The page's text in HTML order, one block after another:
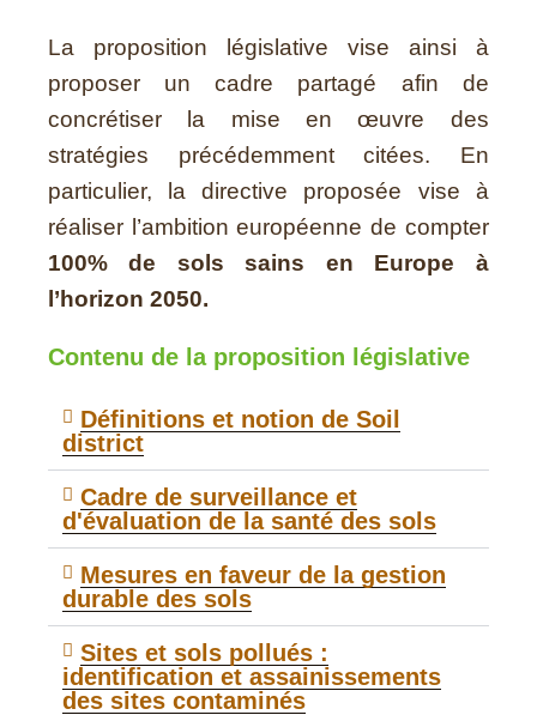
La proposition législative vise ainsi à
proposer un cadre partagé afin de
concrétiser la mise en œuvre des
stratégies précédemment citées. En
particulier, la directive proposée vise à
réaliser l’ambition européenne de compter
100% de sols sains en Europe à
l’horizon 2050.
Contenu de la proposition législative
Définitions et notion de Soil
district​
Cadre de surveillance et
d'évaluation de la santé des sols
Mesures en faveur de la gestion
durable des sols
Sites et sols pollués :
identification et assainissements
des sites contaminés